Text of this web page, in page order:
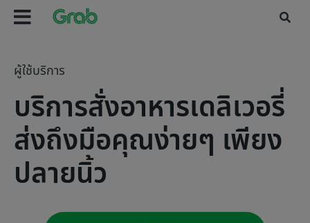
ผู้ใช้บริการ
บริการสั่งอาหารเดลิเวอรี่
ส่งถึงมือคุณง่ายๆ เพียง
ปลายนิ้ว